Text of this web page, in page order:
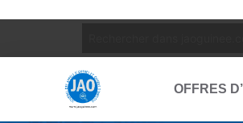
OFFRES